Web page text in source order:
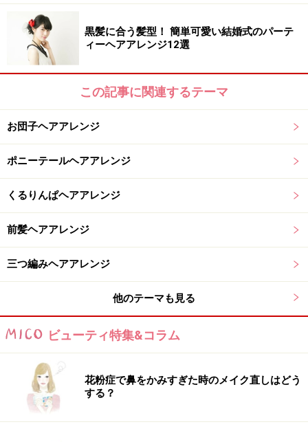
黒髪に合う髪型！ 簡単可愛い結婚式のパーテ
ィーヘアアレンジ12選
この記事に関連するテーマ
お団子ヘアアレンジ
ポニーテールヘアアレンジ
くるりんぱヘアアレンジ
前髪ヘアアレンジ
三つ編みヘアアレンジ
他のテーマも見る
ビューティ特集&コラム
花粉症で鼻をかみすぎた時のメイク直しはどう
する？